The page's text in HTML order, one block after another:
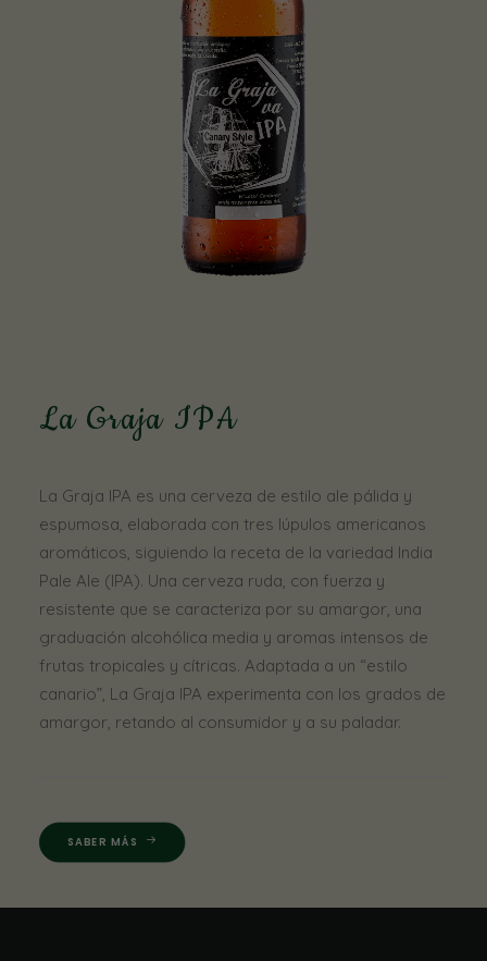
La Graja IPA
La Graja IPA es una cerveza de estilo ale pálida y
espumosa, elaborada con tres lúpulos americanos
aromáticos, siguiendo la receta de la variedad India
Pale Ale (IPA). Una cerveza ruda, con fuerza y
resistente que se caracteriza por su amargor, una
graduación alcohólica media y aromas intensos de
frutas tropicales y cítricas. Adaptada a un “estilo
canario”, La Graja IPA experimenta con los grados de
amargor, retando al consumidor y a su paladar.
SABER MÁS